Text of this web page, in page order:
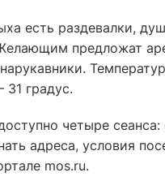
есть раздевалки,
предложат
градус.
четыре
адреса, условия
mos.ru.